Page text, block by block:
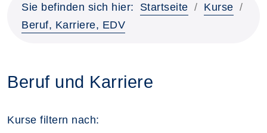
Sie befinden sich hier: Startseite
Kurse
Beruf, Karriere, EDV
Beruf und Karriere
Kurse filtern nach: